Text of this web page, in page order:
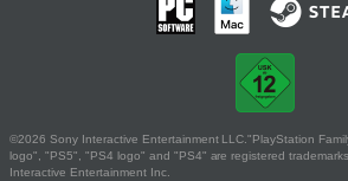
©2026 Sony Interactive Entertainment LLC."PlayStation
logo", "PS5", "PS4 logo" and "PS4" are registered
Interactive Entertainment Inc.